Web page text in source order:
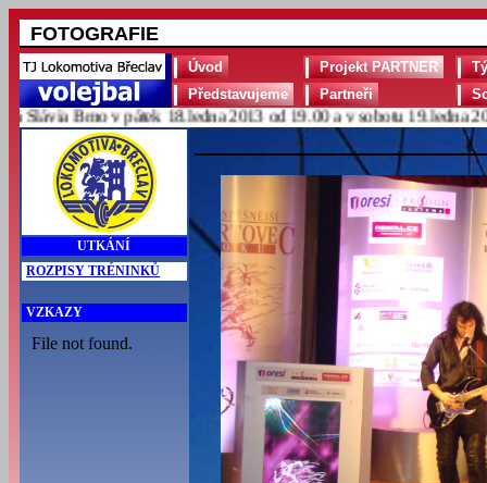
FOTOGRAFIE
Úvod Projekt PARTNER
Představujeme
Partneři
Brno v pátek 18.ledna 2013 od 19.00 a v sobotu 19.ledna 2013
UTKÁNÍ
ROZPISY TRÉNINKŮ
VZKAZY